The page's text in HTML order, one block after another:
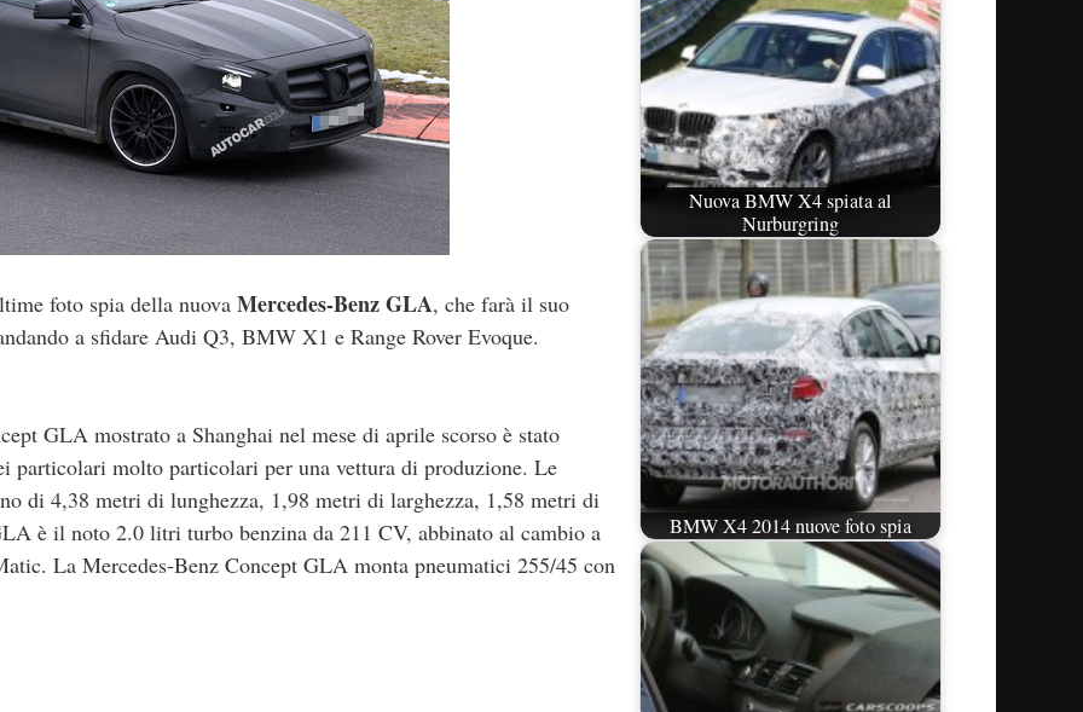
foto spia della nuova Mercedes-Benz GLA, che farà il suo
a sfidare Audi Q3, BMW X1 e Range Rover Evoque.
GLA mostrato a Shanghai nel mese di aprile scorso è stato
particolari molto particolari per una vettura di produzione. Le
di 4,38 metri di lunghezza, 1,98 metri di larghezza, 1,58 metri di
è il noto 2.0 litri turbo benzina da 211 CV, abbinato al cambio a
La Mercedes-Benz Concept GLA monta pneumatici 255/45 con
Nuova BMW X4 spiata al
Nurburgring
BMW X4 2014 nuove foto spia